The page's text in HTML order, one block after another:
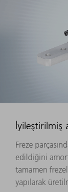
Freze
edildiğini
tamamen
yapılarak